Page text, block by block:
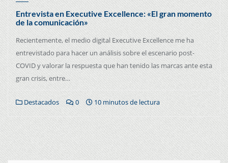
Entrevista en Executive Excellence: «El gran momento
de la comunicación»
Recientemente, el medio digital Executive Excellence me ha
entrevistado para hacer un análisis sobre el escenario post-
COVID y valorar la respuesta que han tenido las marcas ante esta
gran crisis, entre…
Destacados 0 10 minutos de lectura